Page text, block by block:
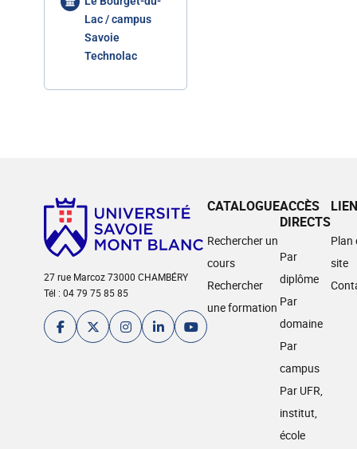
Lac / campus
Savoie
Technolac
27 rue Marcoz 73000 CHAMBÉRY
Tél : 04 79 75 85 85
CATALOGUE
Rechercher un
cours
Rechercher
une formation
ACCÈS
DIRECTS
Par
diplôme
Par
domaine
Par
campus
Par UFR,
institut,
école
Plan
site